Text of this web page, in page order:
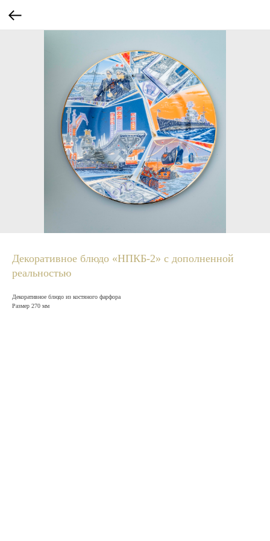
Декоративное блюдо «НПКБ-2» с дополненной
реальностью
Декоративное блюдо из костяного фарфора
Размер 270 мм